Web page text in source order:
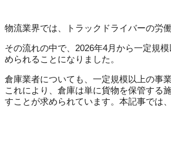
物流業界では、トラックドライバーの労
その流れの中で、2026年4月から一定規
められることになりました。
倉庫業者についても、一定規模以上の事
これにより、倉庫は単に貨物を保管する
すことが求められています。本記事では